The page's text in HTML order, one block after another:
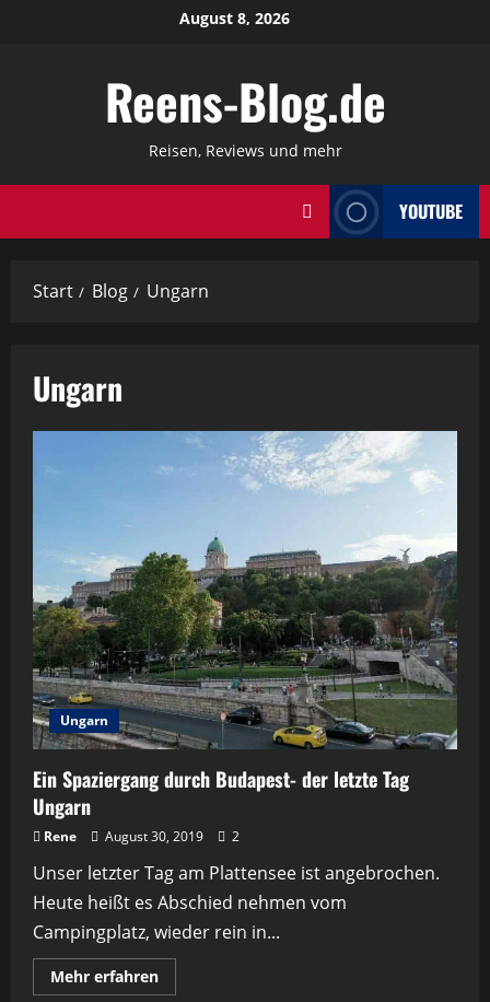
August 8, 2026
Reens-Blog.de
Reisen, Reviews und mehr
YOUTUBE
Start Blog Ungarn
Ungarn
Ungarn
Ein Spaziergang durch Budapest- der letzte Tag
Ungarn
Rene August 30, 2019 2
Unser letzter Tag am Plattensee ist angebrochen.
Heute heißt es Abschied nehmen vom
Campingplatz, wieder rein in...
Mehr erfahrenMehr
Informationen